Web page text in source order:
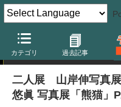
カテゴリ 過去記事
写真展告知
二人展 山岸伸写真
悠眞 写真展「熊猫」